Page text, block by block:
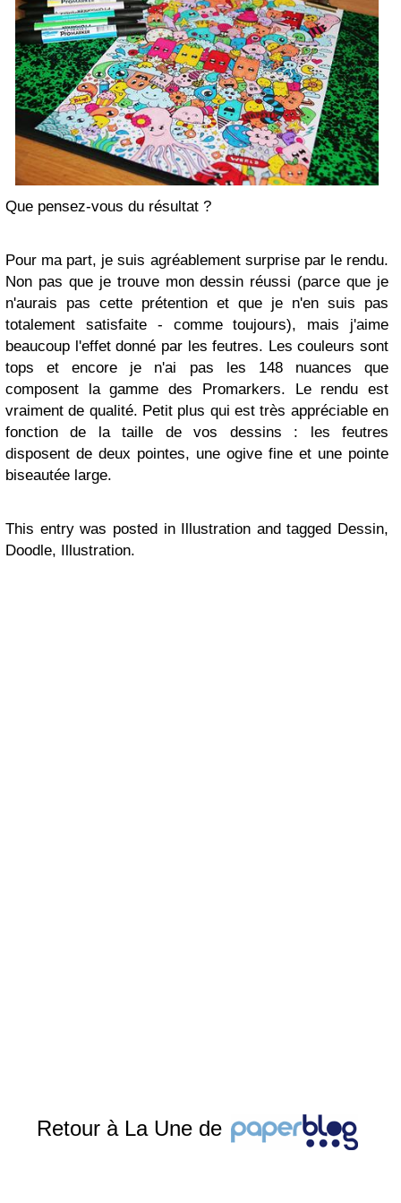
Que pensez-vous du résultat ?
Pour ma part, je suis agréablement surprise par le rendu.
Non pas que je trouve mon dessin réussi (parce que je
n'aurais pas cette prétention et que je n'en suis pas
totalement satisfaite - comme toujours), mais j'aime
beaucoup l'effet donné par les feutres. Les couleurs sont
tops et encore je n'ai pas les 148 nuances que
composent la gamme des Promarkers. Le rendu est
vraiment de qualité. Petit plus qui est très appréciable en
fonction de la taille de vos dessins : les feutres
disposent de deux pointes, une ogive fine et une pointe
biseautée large.
This entry was posted in Illustration and tagged Dessin,
Doodle, Illustration.
Retour à La Une de